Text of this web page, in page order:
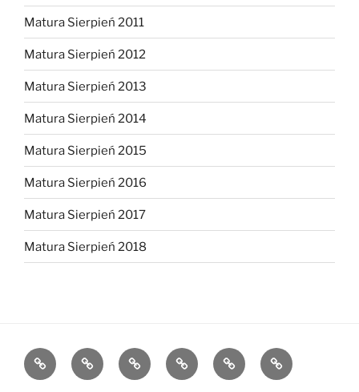
Matura Sierpień 2011
Matura Sierpień 2012
Matura Sierpień 2013
Matura Sierpień 2014
Matura Sierpień 2015
Matura Sierpień 2016
Matura Sierpień 2017
Matura Sierpień 2018
Strona
główna
Dlaczego
warto?
O
mnie
Opinie Kontakt Chce
dołączyć!